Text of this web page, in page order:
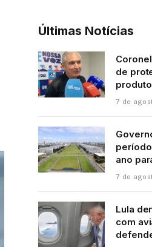
Últimas Notícias
de
7 de
ano
7 de
Lula
com